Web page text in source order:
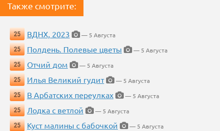
Также смотрите:
25 ВДНХ, 2023
— 5 Августа
25
Полдень. Полевые цветы
— 5 Августа
25
Отчий дом
— 5 Августа
25
Илья Великий гудит
— 5 Августа
25
В Арбатских переулках
— 5 Августа
25
Лодка с ветлой
— 5 Августа
25
Куст малины с бабочкой
— 5 Августа